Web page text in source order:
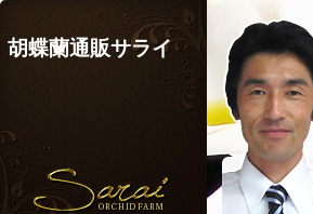
胡蝶蘭通販サライ